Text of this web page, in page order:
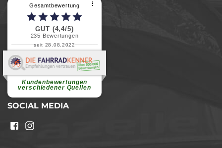
Gesamtbewertung ⠇
GUT (4,4/5)
235 Bewertungen
seit 28.08.2022
Kundenbewertungen
verschiedener Quellen
Elvira B.
Superschnelle und freundliche
weiterlesen
SOCIAL MEDIA